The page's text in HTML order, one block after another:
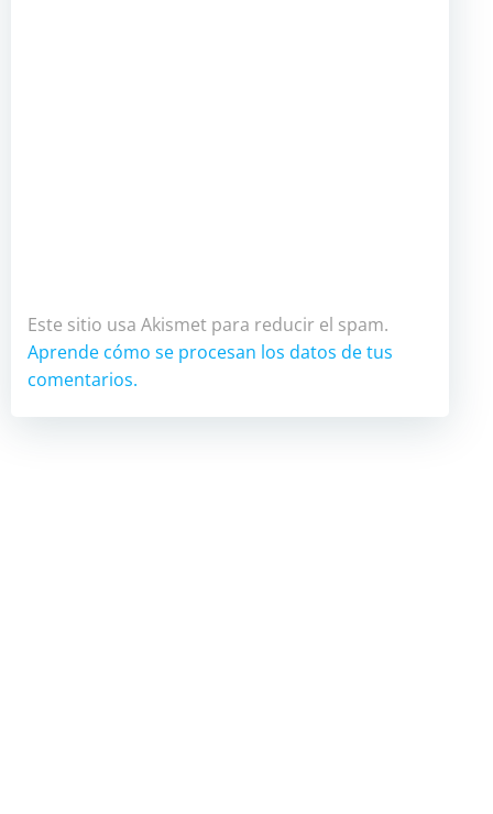
Este sitio usa Akismet para reducir el spam.
Aprende cómo se procesan los datos de tus
comentarios.